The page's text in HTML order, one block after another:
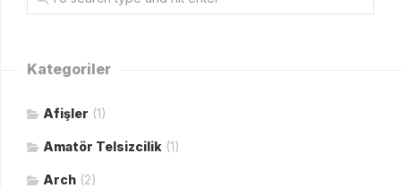
Kategoriler
Afişler (1)
Amatör Telsizcilik (1)
Arch (2)